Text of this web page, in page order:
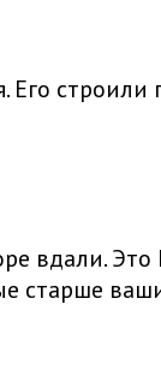
вдали.
старше